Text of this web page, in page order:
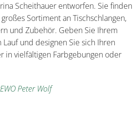
Scheithauer entworfen. Sie finden
Sortiment an Tischschlangen,
und Zubehör. Geben Sie Ihrem
und designen Sie sich Ihren
in vielfältigen Farbgebungen oder
Peter Wolf